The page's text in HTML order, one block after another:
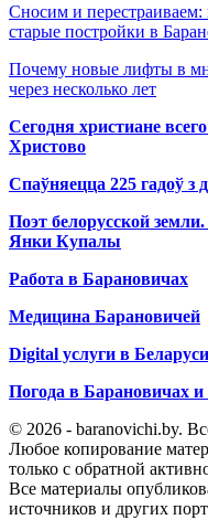
Сносим и перестраиваем:
старые постройки в
Почему новые лифты в
через несколько лет
Сегодня христиане
Христово
Спаўняецца 225 гадоў з
Поэт белорусской
Янки Купалы
Работа в Барановичах
Медицина Барановичей
Digital услуги в Беларуси
Погода в Барановичах
© 2026 - baranovichi.by.
Любое копирование
только с обратной
Все материалы
источников и других